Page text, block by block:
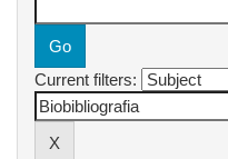
Current filters: